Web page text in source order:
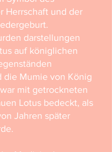
Herrschaft und der
darstellungen
auf königlichen
die Mumie von König
mit getrockneten
Lotus bedeckt, als
Jahren später